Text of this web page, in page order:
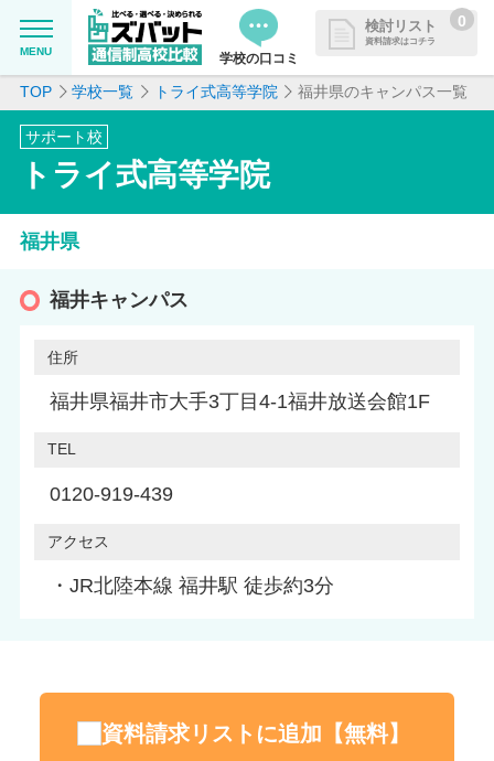
MENU 学校の口コミ
検討リスト
資料請求はコチラ
0
資料請求リストに追加しました
めて資料請求できます
MENU
学校を探したい
通信制高校について知りたい
掲載を希望される学校様へ
TOP 学校一覧 トライ式高等学院 福井県のキャンパス一覧
サポート校
トライ式高等学院
福井県
福井キャンパス
住所
福井県福井市大手3丁目4-1福井放送会館1F
TEL
0120-919-439
アクセス
・JR北陸本線 福井駅 徒歩約3分
資料請求リストに追加【無料】